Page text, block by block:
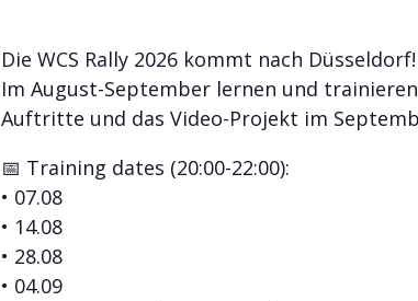
Die WCS Rally 2026 kommt nach Düsseldorf!
Im August-September lernen und
Auftritte und das Video-Projekt im
📅 Training dates (20:00-22:00):
• 07.08
• 14.08
• 28.08
• 04.09